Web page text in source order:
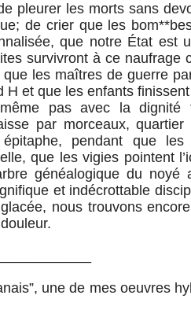
pleurer les morts sans
de crier que les
que notre État est
survivront à ce naufrage
les maîtres de guerre
H et que les enfants
pas avec la dignité
par morceaux,
pendant que les
que les vigies pointent
généalogique du
et indécrottable
nous trouvons
une de mes oeuvres